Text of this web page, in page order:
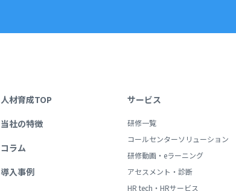
人材育成TOP
当社の特徴
コラム
導入事例
サービス
研修一覧
コールセンターソリューション
研修動画・eラーニング
アセスメント・診断
HR tech・HRサービス